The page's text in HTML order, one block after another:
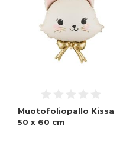
Muotofoliopallo Kissa
50 x 60 cm